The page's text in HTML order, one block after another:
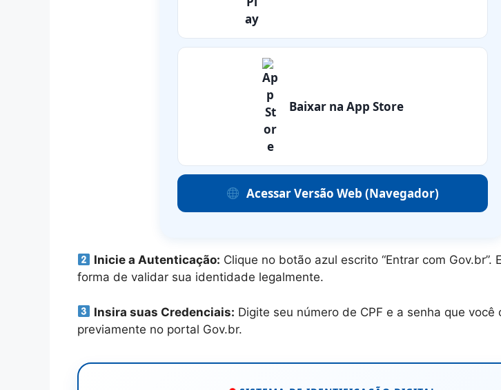
Baixar na App Store
Acessar Versão Web (Navegador)
Inicie a Autenticação: Clique no botão azul escrito “Entrar com Gov.br”.
forma de validar sua identidade legalmente.
Insira suas Credenciais: Digite seu número de CPF e a senha que você
previamente no portal Gov.br.